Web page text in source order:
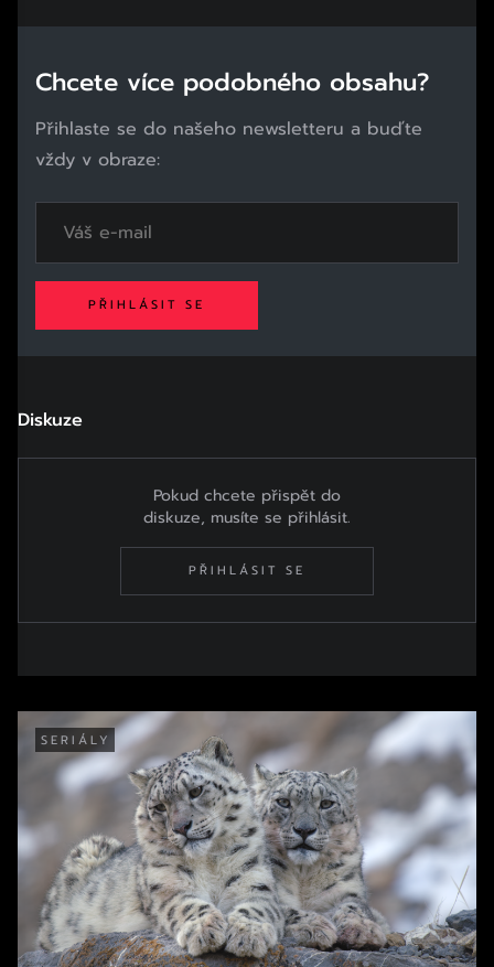
Chcete více podobného obsahu?
Přihlaste se do našeho newsletteru a buďte
vždy v obraze:
PŘIHLÁSIT SE
Diskuze
Pokud chcete přispět do
diskuze, musíte se přihlásit.
PŘIHLÁSIT SE
SERIÁLY